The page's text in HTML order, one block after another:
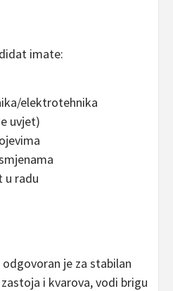
imate:
elektrotehnika
uvjet)
u radu
je za stabilan
i kvarova, vodi brigu